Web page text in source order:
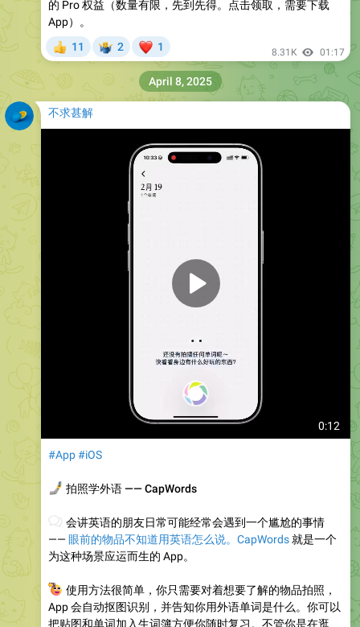
的 Pro 权益（数量有限，先到先得。点击领取，需要下载
App）。
11 2
❤
1 8.31K 01:17
不求甚解
0:12
#App#iOS
拍照学外语 —— CapWords
会讲英语的朋友日常可能经常会遇到一个尴尬的事情
—— 眼前的物品不知道用英语怎么说。CapWords就是一个
为这种场景应运而生的 App。
使用方法很简单，你只需要对着想要了解的物品拍照，
App 会自动抠图识别，并告知你用外语单词是什么。你可以
把贴图和单词加入生词簿方便你随时复习。不管你是在逛
April 8, 2025